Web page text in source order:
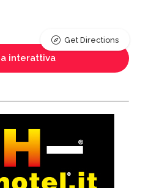
interattiva
Get Directions